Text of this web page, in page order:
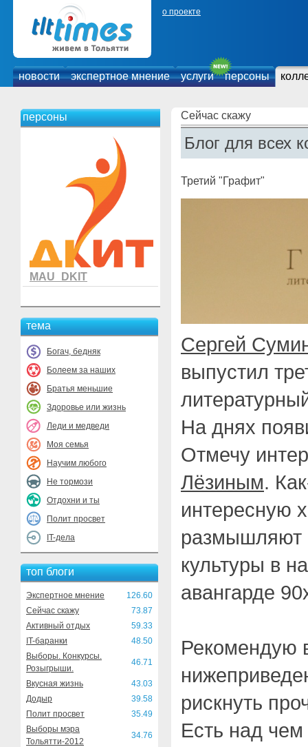
о проекте
новости экспертное мнение услуги персоны
персоны
MAU_DKIT
тема
Богач, бедняк
Болеем за наших
Братья меньшие
Здоровье или жизнь
Леди и медведи
Моя семья
Научим любого
Не тормози
Отдохни и ты
Полит просвет
IT-дела
топ блоги
Экспертное мнение
126.60
Сейчас скажу
73.87
Активный отдых
59.33
IT-баранки
48.50
Выборы. Конкурсы.
Розыгрыши.
46.71
Вкусная жизнь
43.03
Додыр
39.58
Полит просвет
35.49
Выборы мэра
Тольятти-2012
34.76
Сейчас скажу
Блог для всех
Третий "Графит"
Сергей
выпустил
На днях
Отмечу
Лёзиным.
интересную
размышляют
культуры в
авангарде
Рекомендую
рискнуть
Есть над